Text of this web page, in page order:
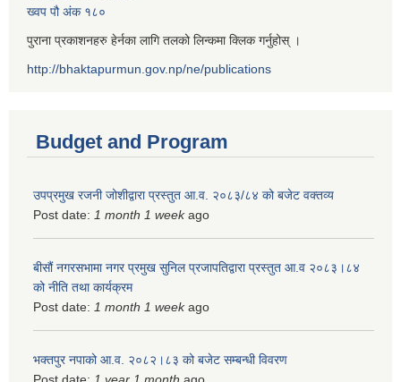
ख्वप पौ अंक १८०
पुराना प्रकाशनहरु हेर्नका लागि तलको लिन्कमा क्लिक गर्नुहोस् ।
http://bhaktapurmun.gov.np/ne/publications
Budget and Program
उपप्रमुख रजनी जोशीद्वारा प्रस्तुत आ.व. २०८३/८४ को बजेट वक्तव्य
Post date: 1 month 1 weekago
बीसौं नगरसभामा नगर प्रमुख सुनिल प्रजापतिद्वारा प्रस्तुत आ.व‍ २०८३।८४
को नीति तथा कार्यक्रम
Post date: 1 month 1 weekago
भक्तपुर नपाको आ.व. २०८२।८३ को बजेट सम्बन्धी विवरण